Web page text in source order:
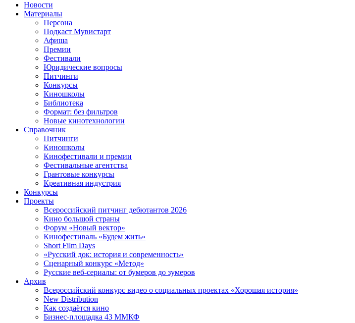
Новости
Материалы
Персона
Подкаст Мувистарт
Афиша
Премии
Фестивали
Юридические вопросы
Питчинги
Конкурсы
Киношколы
Библиотека
Формат: без фильтров
Новые кинотехнологии
Справочник
Питчинги
Киношколы
Кинофестивали и премии
Фестивальные агентства
Грантовые конкурсы
Креативная индустрия
Конкурсы
Проекты
Всероссийский питчинг дебютантов 2026
Кино большой страны
Форум «Новый вектор»
Кинофестиваль «Будем жить»
Short Film Days
«Русский док: история и современность»
Сценарный конкурс «Метод»
Русские веб-сериалы: от бумеров до зумеров
Архив
Всероссийский конкурс видео о социальных проектах «Хорошая история»
New Distribution
Как создаётся кино
Бизнес-площадка 43 ММКФ